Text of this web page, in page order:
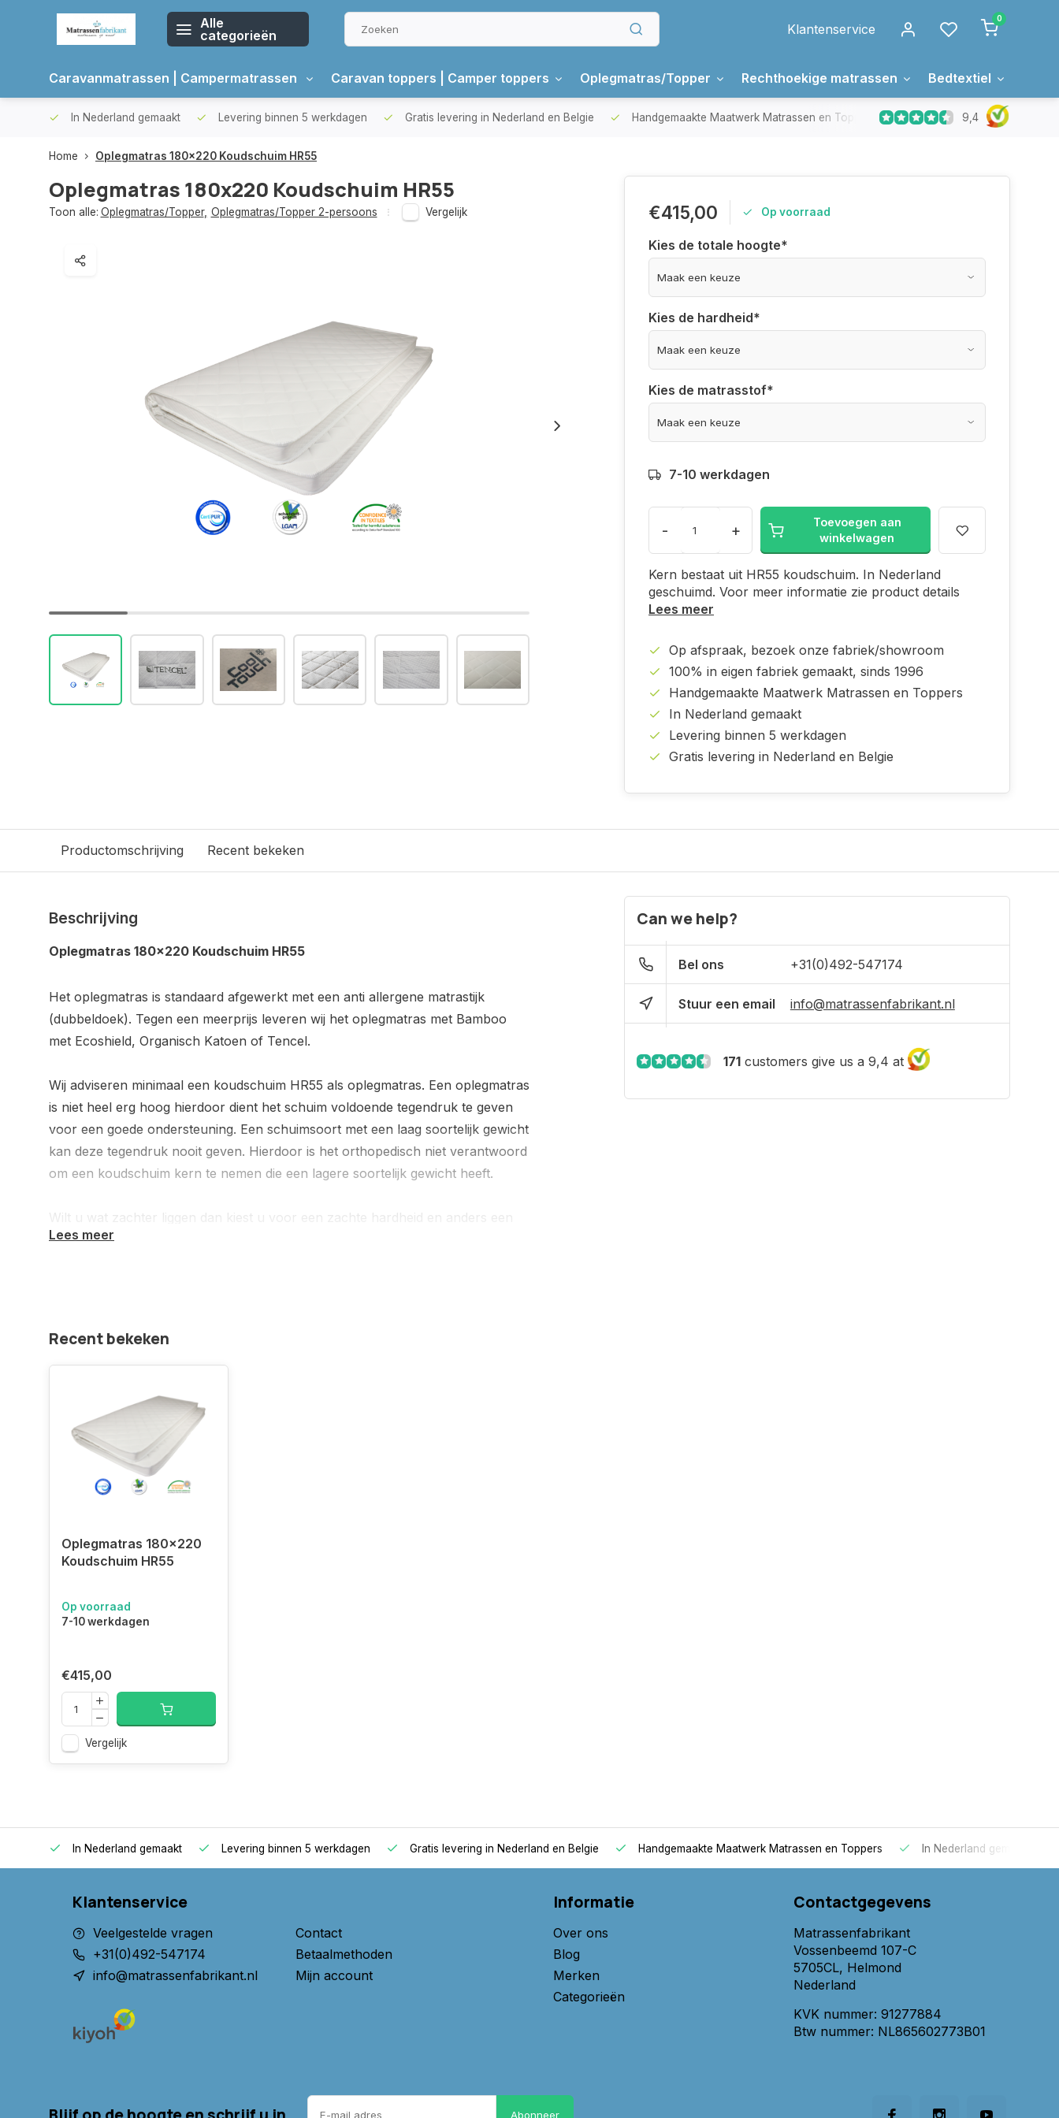
Alle
categorieën
Klantenservice
0
Caravanmatrassen | Campermatrassen Caravan toppers | Camper toppers Oplegmatras/Topper Rechthoekige matrassen Bedtextiel
In Nederland gemaakt Levering binnen 5 werkdagen Gratis levering in Nederland en Belgie Handgemaakte Maatwerk Matrassen en Toppers In Nederland gemaakt
9,4
Home Oplegmatras 180x220 Koudschuim HR55
Oplegmatras 180x220 Koudschuim HR55
Toon alle: Oplegmatras/Topper, Oplegmatras/Topper 2-persoons Vergelijk €415,00 Op voorraad
Kies de totale hoogte*
Kies de hardheid*
Kies de matrasstof*
7-10 werkdagen
- +
Toevoegen aan
winkelwagen
Kern bestaat uit HR55 koudschuim. In Nederland
geschuimd. Voor meer informatie zie product details
Lees meer
Op afspraak, bezoek onze fabriek/showroom
100% in eigen fabriek gemaakt, sinds 1996
Handgemaakte Maatwerk Matrassen en Toppers
In Nederland gemaakt
Levering binnen 5 werkdagen
Gratis levering in Nederland en Belgie
Productomschrijving Recent bekeken
Beschrijving
Oplegmatras 180x220 Koudschuim HR55
Het oplegmatras is standaard afgewerkt met een anti allergene matrastijk
(dubbeldoek). Tegen een meerprijs leveren wij het oplegmatras met Bamboo
met Ecoshield, Organisch Katoen of Tencel.
Wij adviseren minimaal een koudschuim HR55 als oplegmatras. Een oplegmatras
is niet heel erg hoog hierdoor dient het schuim voldoende tegendruk te geven
voor een goede ondersteuning. Een schuimsoort met een laag soortelijk gewicht
kan deze tegendruk nooit geven. Hierdoor is het orthopedisch niet verantwoord
om een koudschuim kern te nemen die een lagere soortelijk gewicht heeft.
Wilt u wat zachter liggen dan kiest u voor een zachte hardheid en anders een
medium of hard. Dit afhankelijk van uw situatie en welke ligcomfort u wenst!
Meer informatie over onze stoffen kunt u lezen via volgende link.
Twijfelt u ? Neemt u dan contact met ons op, wij helpen u graag verder.
Oplegmatras 180x220 Koudschuim HR55
Lees meer
Can we help?
Bel ons +31(0)492-547174
Stuur een email info@matrassenfabrikant.nl
171 customers give us a 9,4 at
Recent bekeken
Oplegmatras 180x220
Koudschuim HR55
Op voorraad
7-10 werkdagen
€415,00
Vergelijk
In Nederland gemaakt Levering binnen 5 werkdagen Gratis levering in Nederland en Belgie Handgemaakte Maatwerk Matrassen en Toppers In Nederland gemaakt
Klantenservice
Veelgestelde vragen
+31(0)492-547174
info@matrassenfabrikant.nl
Contact
Betaalmethoden
Mijn account
Informatie
Over ons
Blog
Merken
Categorieën
Contactgegevens
Matrassenfabrikant
Vossenbeemd 107-C
5705CL, Helmond
Nederland
KVK nummer: 91277884
Btw nummer: NL865602773B01
Abonneer